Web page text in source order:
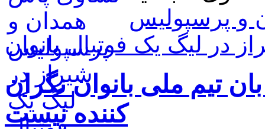
و پرسپولیس
در لیگ یک فوتبال بانوان
تیم ملی بانوان نگران
کننده نیست